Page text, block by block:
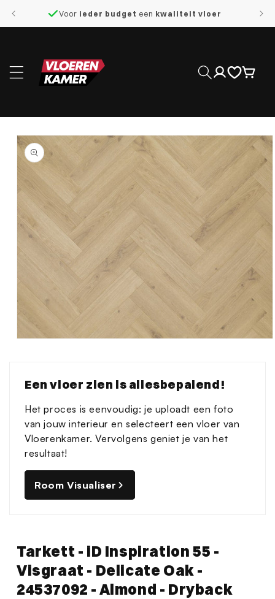
naar de
Voor ieder budget een kwaliteit vloer
Inloggen
direct naar
modaal
Een vloer zien is allesbepalend!
Het proces is eenvoudig: je uploadt een foto
van jouw interieur en selecteert een vloer van
Vloerenkamer. Vervolgens geniet je van het
resultaat!
Room Visualiser
Tarkett - iD Inspiration 55 -
Visgraat - Delicate Oak -
24537092 - Almond - Dryback